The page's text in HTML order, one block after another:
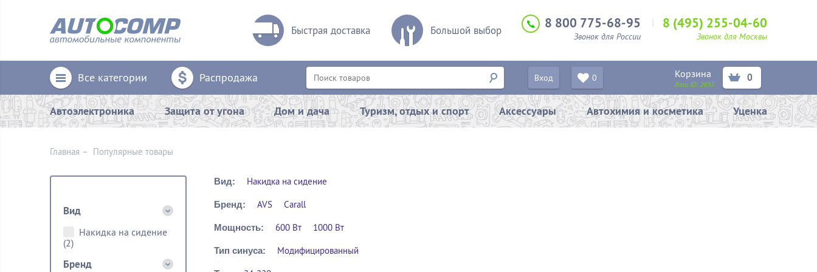
Быстрая доставка Большой выбор 8 800 775-68-95
Звонок для России
8 (495) 255-04-60
Звонок для Москвы
Все категории Распродажа Вход 0 Корзина
Ваш ID: 2693
0
Автоэлектроника Защита от угона Дом и дача Туризм, отдых и спорт Аксессуары Автохимия и косметика Уценка
Главная – Популярные товары
Вид: Накидка на сидение
Бренд: AVS Carall
Мощность: 600 Вт 1000 Вт
Тип синуса: Модифицированный
Вид
Накидка на сидение
(2)
Бренд